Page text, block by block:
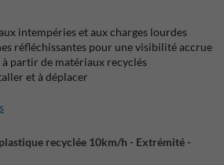
intempéries et aux charges lourdes
réfléchissantes pour une visibilité accrue
à partir de matériaux recyclés
et à déplacer
recyclée 10km/h - Extrémité -